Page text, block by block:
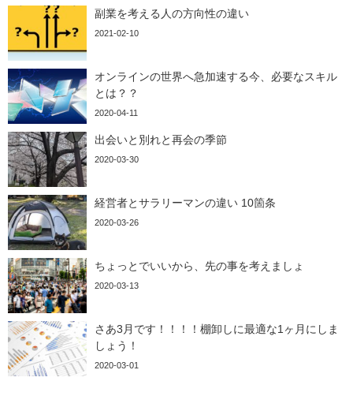
副業を考える人の方向性の違い
2021-02-10
オンラインの世界へ急加速する今、必要なスキル
とは？？
2020-04-11
出会いと別れと再会の季節
2020-03-30
経営者とサラリーマンの違い 10箇条
2020-03-26
ちょっとでいいから、先の事を考えましょ
2020-03-13
さあ3月です！！！！棚卸しに最適な1ヶ月にしま
しょう！
2020-03-01